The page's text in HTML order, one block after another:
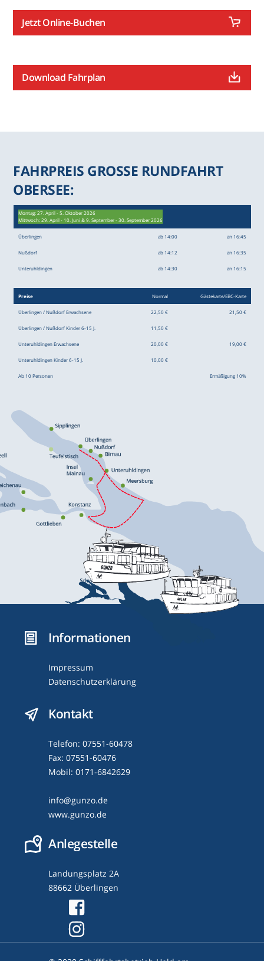
Jetzt Online-Buchen
Download Fahrplan
FAHRPREIS GROSSE RUNDFAHRT O
BERSEE:
Montag:27. April- 5. Oktober 2026
Mittwoch: 29. April - 10. Juni & 9. September - 30. September 2026
Überlingen ab 14:00 an 16:45
Nußdorf ab 14:12 an 16:35
Unteruhldingen ab 14:30 an 16:15
Preise Normal Gästekarte/EBC-Karte
Überlingen / Nußdorf Erwachsene 22,50 € 21,50 €
Überlingen / Nußdorf Kinder6-15 J. 11,50 €
Unteruhldingen Erwachsene 20,00 € 19,00 €
Unteruhldingen Kinder6-15 J. 10,00 €
Ab 10 Personen Ermäßigung 10%
Informationen
Impressum
Datenschutzerklärung
Kontakt
Telefon: 07551-60478
Fax: 07551-60476
Mobil: 0171-6842629
info@gunzo.de
www.gunzo.de
Anlegestelle
Landungsplatz 2A
88662 Überlingen